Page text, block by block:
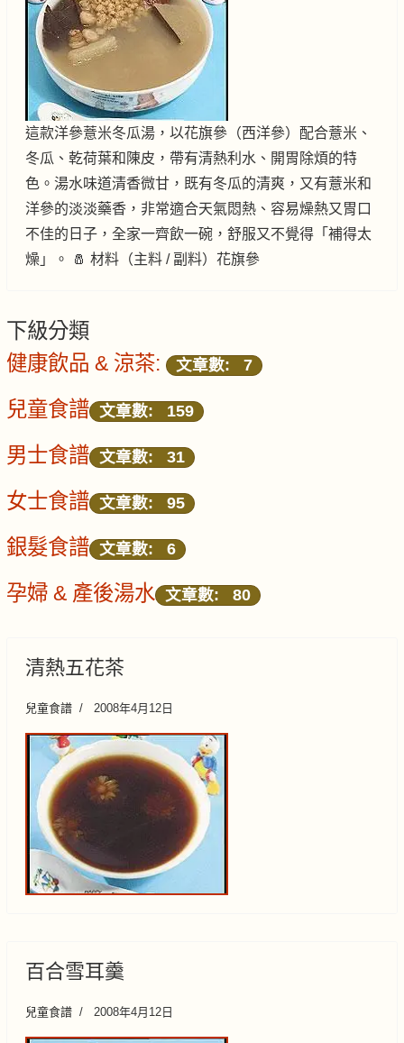
這款洋參薏米冬瓜湯，以花旗參（西洋參）配合薏米、
冬瓜、乾荷葉和陳皮，帶有清熱利水、開胃除煩的特
色。湯水味道清香微甘，既有冬瓜的清爽，又有薏米和
洋參的淡淡藥香，非常適合天氣悶熱、容易燥熱又胃口
不佳的日子，全家一齊飲一碗，舒服又不覺得「補得太
燥」。 🧂 材料（主料 / 副料）花旗參
下級分類
健康飲品 & 涼茶:
文章數: 7
兒童食譜 文章數: 159
男士食譜 文章數: 31
女士食譜 文章數: 95
銀髮食譜 文章數: 6
孕婦 & 產後湯水 文章數: 80
清熱五花茶
兒童食譜 2008年4月12日
百合雪耳羹
兒童食譜 2008年4月12日